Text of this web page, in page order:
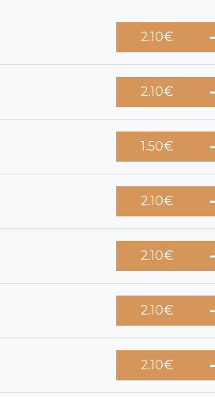
2.10€
2.10€
1.50€
2.10€
2.10€
2.10€
2.10€